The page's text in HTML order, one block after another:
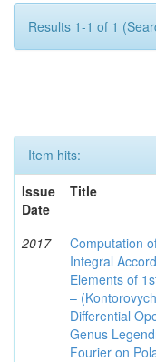
Results 1-1 of 1
Item hits:
Issue
Date
Title
2017
Computation
Integral
Elements of
–
Differential
Genus
Fourier on